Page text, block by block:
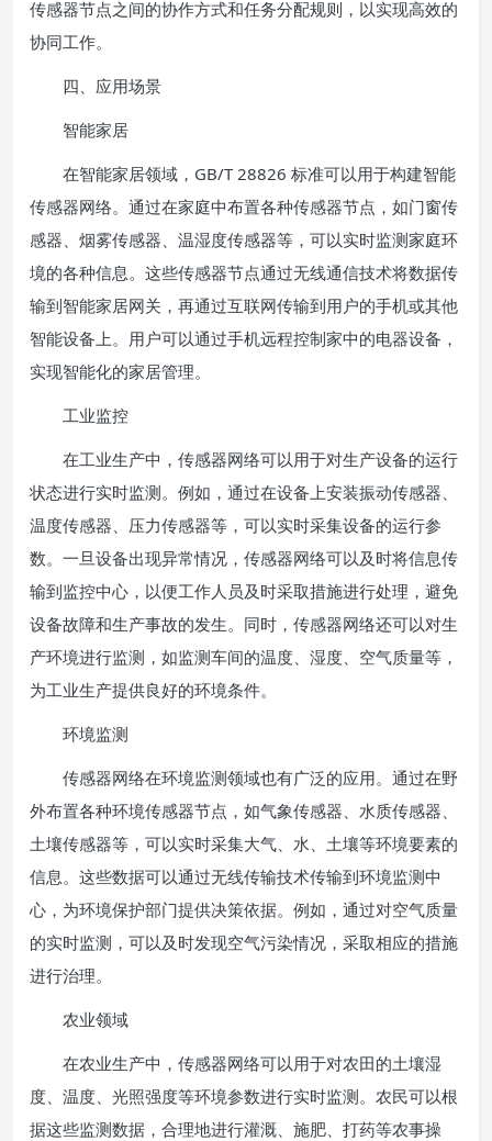
传感器节点之间的协作方式和任务分配规则，以实现高效的
协同工作。
四、应用场景
智能家居
在智能家居领域，GB/T 28826 标准可以用于构建智能
传感器网络。通过在家庭中布置各种传感器节点，如门窗传
感器、烟雾传感器、温湿度传感器等，可以实时监测家庭环
境的各种信息。这些传感器节点通过无线通信技术将数据传
输到智能家居网关，再通过互联网传输到用户的手机或其他
智能设备上。用户可以通过手机远程控制家中的电器设备，
实现智能化的家居管理。
工业监控
在工业生产中，传感器网络可以用于对生产设备的运行
状态进行实时监测。例如，通过在设备上安装振动传感器、
温度传感器、压力传感器等，可以实时采集设备的运行参
数。一旦设备出现异常情况，传感器网络可以及时将信息传
输到监控中心，以便工作人员及时采取措施进行处理，避免
设备故障和生产事故的发生。同时，传感器网络还可以对生
产环境进行监测，如监测车间的温度、湿度、空气质量等，
为工业生产提供良好的环境条件。
环境监测
传感器网络在环境监测领域也有广泛的应用。通过在野
外布置各种环境传感器节点，如气象传感器、水质传感器、
土壤传感器等，可以实时采集大气、水、土壤等环境要素的
信息。这些数据可以通过无线传输技术传输到环境监测中
心，为环境保护部门提供决策依据。例如，通过对空气质量
的实时监测，可以及时发现空气污染情况，采取相应的措施
进行治理。
农业领域
在农业生产中，传感器网络可以用于对农田的土壤湿
度、温度、光照强度等环境参数进行实时监测。农民可以根
据这些监测数据，合理地进行灌溉、施肥、打药等农事操